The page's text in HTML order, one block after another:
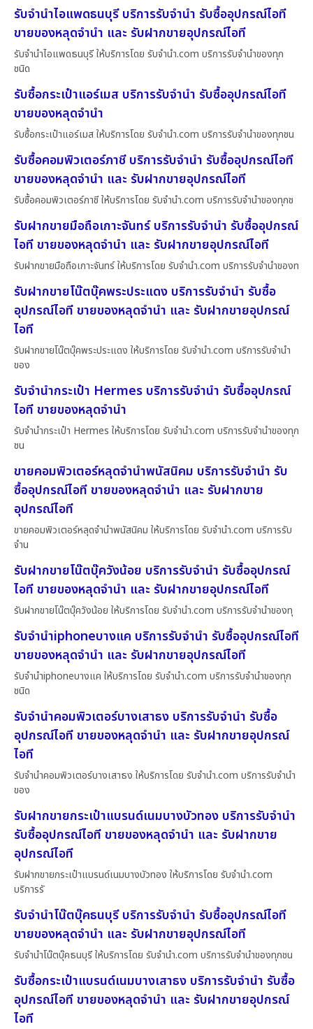
รับจำนำไอแพดธนบุรี บริการรับจำนำ รับซื้ออุปกรณ์ไอที
ขายของหลุดจำนำ และ รับฝากขายอุปกรณ์ไอที
รับจำนำไอแพดธนบุรี ให้บริการโดย รับจํานํา.com บริการรับจำนำของทุก
ชนิด
รับซื้อกระเป๋าแอร์เมส บริการรับจำนำ รับซื้ออุปกรณ์ไอที
ขายของหลุดจำนำ
รับซื้อกระเป๋าแอร์เมส ให้บริการโดย รับจํานํา.com บริการรับจำนำของทุกชน
รับซื้อคอมพิวเตอร์ภาชี บริการรับจำนำ รับซื้ออุปกรณ์ไอที
ขายของหลุดจำนำ และ รับฝากขายอุปกรณ์ไอที
รับซื้อคอมพิวเตอร์ภาชี ให้บริการโดย รับจํานํา.com บริการรับจำนำของทุกช
รับฝากขายมือถือเกาะจันทร์ บริการรับจำนำ รับซื้ออุปกรณ์
ไอที ขายของหลุดจำนำ และ รับฝากขายอุปกรณ์ไอที
รับฝากขายมือถือเกาะจันทร์ ให้บริการโดย รับจํานํา.com บริการรับจำนำของท
รับฝากขายโน๊ตบุ๊คพระประแดง บริการรับจำนำ รับซื้อ
อุปกรณ์ไอที ขายของหลุดจำนำ และ รับฝากขายอุปกรณ์
ไอที
รับฝากขายโน๊ตบุ๊คพระประแดง ให้บริการโดย รับจํานํา.com บริการรับจำนำ
ของ
รับจำนำกระเป๋า Hermes บริการรับจำนำ รับซื้ออุปกรณ์
ไอที ขายของหลุดจำนำ
รับจำนำกระเป๋า Hermes ให้บริการโดย รับจํานํา.com บริการรับจำนำของทุก
ชน
ขายคอมพิวเตอร์หลุดจำนำพนัสนิคม บริการรับจำนำ รับ
ซื้ออุปกรณ์ไอที ขายของหลุดจำนำ และ รับฝากขาย
อุปกรณ์ไอที
ขายคอมพิวเตอร์หลุดจำนำพนัสนิคม ให้บริการโดย รับจํานํา.com บริการรับ
จำน
รับฝากขายโน๊ตบุ๊ควังน้อย บริการรับจำนำ รับซื้ออุปกรณ์
ไอที ขายของหลุดจำนำ และ รับฝากขายอุปกรณ์ไอที
รับฝากขายโน๊ตบุ๊ควังน้อย ให้บริการโดย รับจํานํา.com บริการรับจำนำของทุ
รับจำนำiphoneบางแค บริการรับจำนำ รับซื้ออุปกรณ์ไอที
ขายของหลุดจำนำ และ รับฝากขายอุปกรณ์ไอที
รับจำนำiphoneบางแค ให้บริการโดย รับจํานํา.com บริการรับจำนำของทุก
ชนิด
รับจำนำคอมพิวเตอร์บางเสาธง บริการรับจำนำ รับซื้อ
อุปกรณ์ไอที ขายของหลุดจำนำ และ รับฝากขายอุปกรณ์
ไอที
รับจำนำคอมพิวเตอร์บางเสาธง ให้บริการโดย รับจํานํา.com บริการรับจำนำ
ของ
รับฝากขายกระเป๋าแบรนด์เนมบางบัวทอง บริการรับจำนำ
รับซื้ออุปกรณ์ไอที ขายของหลุดจำนำ และ รับฝากขาย
อุปกรณ์ไอที
รับฝากขายกระเป๋าแบรนด์เนมบางบัวทอง ให้บริการโดย รับจํานํา.com
บริการรั
รับจำนำโน๊ตบุ๊คธนบุรี บริการรับจำนำ รับซื้ออุปกรณ์ไอที
ขายของหลุดจำนำ และ รับฝากขายอุปกรณ์ไอที
รับจำนำโน๊ตบุ๊คธนบุรี ให้บริการโดย รับจํานํา.com บริการรับจำนำของทุกชน
รับซื้อกระเป๋าแบรนด์เนมบางเสาธง บริการรับจำนำ รับซื้อ
อุปกรณ์ไอที ขายของหลุดจำนำ และ รับฝากขายอุปกรณ์
ไอที